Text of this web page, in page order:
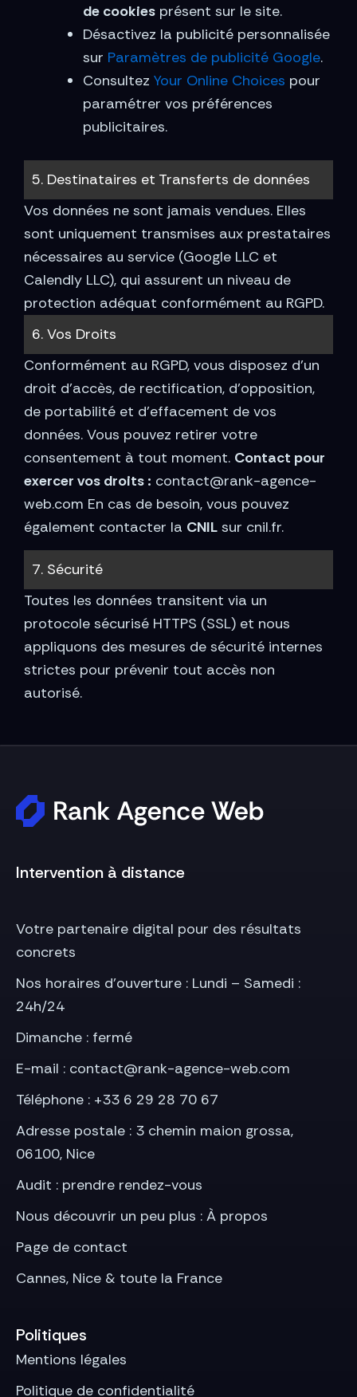
de cookies présent sur le site.
Désactivez la publicité personnalisée
sur Paramètres de publicité Google.
Consultez Your Online Choices pour
paramétrer vos préférences
publicitaires.
5. Destinataires et Transferts de données
Vos données ne sont jamais vendues. Elles
sont uniquement transmises aux prestataires
nécessaires au service (Google LLC et
Calendly LLC), qui assurent un niveau de
protection adéquat conformément au RGPD.
6. Vos Droits
Conformément au RGPD, vous disposez d’un
droit d’accès, de rectification, d’opposition,
de portabilité et d’effacement de vos
données. Vous pouvez retirer votre
consentement à tout moment. Contact pour
exercer vos droits : contact@rank-agence-
web.com En cas de besoin, vous pouvez
également contacter la CNIL sur cnil.fr.
7. Sécurité
Toutes les données transitent via un
protocole sécurisé HTTPS (SSL) et nous
appliquons des mesures de sécurité internes
strictes pour prévenir tout accès non
autorisé.
Intervention à distance
Votre partenaire digital pour des résultats
concrets
Nos horaires d’ouverture : Lundi – Samedi :
24h/24
Dimanche : fermé
E-mail : contact@rank-agence-web.com
Téléphone : +33 6 29 28 70 67
Adresse postale : 3 chemin maion grossa,
06100, Nice
Audit : prendre rendez-vous
Nous découvrir un peu plus : À propos
Page de contact
Cannes, Nice & toute la France
Politiques
Mentions légales
Politique de confidentialité